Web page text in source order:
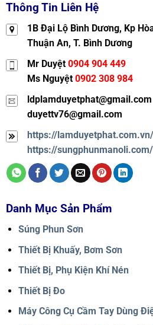
Thông Tin Liên Hệ
1B Đại Lộ Bình Dương, Kp
Thuận An, T. Bình Dương
Mr Duyệt 0904 904 449
Ms Nguyệt 0902 308 984
ldplamduyetphat@gmail.com
duyettv76@gmail.com
https://lamduyetphat.com.vn/
https://sungphunmanoli.com/
Danh Mục Sản Phẩm
Súng Phun Sơn
Thiết Bị Khuấy, Bơm Sơn
Thiết Bị, Phụ Kiện Khí Nén
Thiết Bị Đo
Máy Công Cụ Cầm Tay Dùng